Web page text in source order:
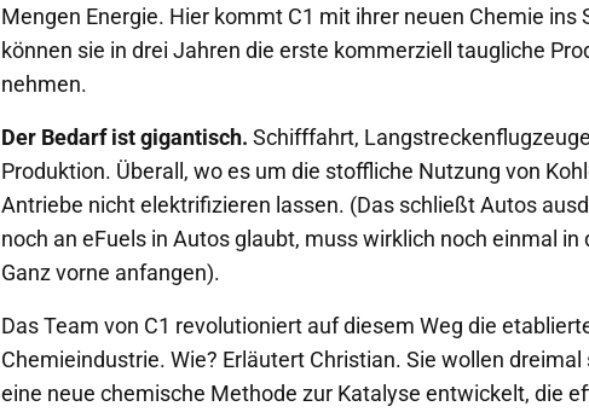
Mengen Energie. Hier kommt C1 mit ihrer neuen Chemie ins
können sie in drei Jahren die erste kommerziell taugliche
nehmen.
Der Bedarf ist gigantisch. Schifffahrt,
Produktion. Überall, wo es um die stoffliche Nutzung von
Antriebe nicht elektrifizieren lassen. (Das schließt Autos
noch an eFuels in Autos glaubt, muss wirklich noch einmal
Ganz vorne anfangen).
Das Team von C1 revolutioniert auf diesem Weg die
Chemieindustrie. Wie? Erläutert Christian. Sie wollen dreimal
eine neue chemische Methode zur Katalyse entwickelt, die